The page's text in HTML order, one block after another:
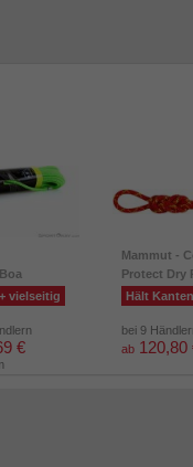
vielseitig
€
Mammut -
Protect Dry
Hält
bei 9
ab 120,80